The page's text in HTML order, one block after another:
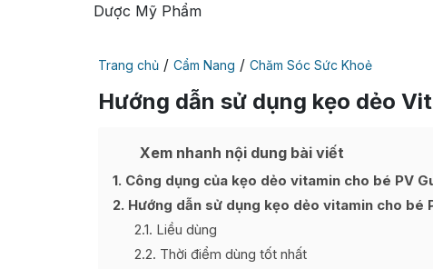
Dược Mỹ Phẩm
Trang chủ / Cẩm Nang / Chăm Sóc Sức Khoẻ
Hướng dẫn sử dụng kẹo dẻo
Xem nhanh nội dung bài viết
1 Công dụng của kẹo dẻo vitamin cho bé PV
2 Hướng dẫn sử dụng kẹo dẻo vitamin cho bé
2.1 Liều dùng
2.2 Thời điểm dùng tốt nhất